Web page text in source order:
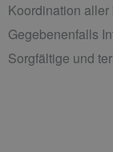
Koordination
Gegebenenfalls
Sorgfältige und